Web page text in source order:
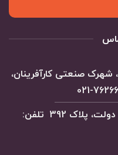
شهرک صنعتی کارآفرینان،
آدرس دفتر: ایران، تهران، پاسداران، دولت، پلاک 392 تلفن: